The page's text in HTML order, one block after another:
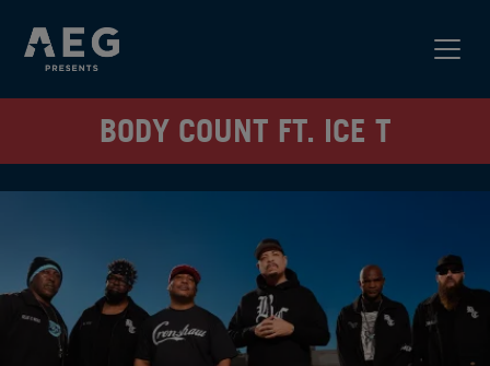
BODY COUNT FT. ICE T